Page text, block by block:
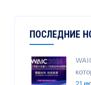
ПОСЛЕДНИЕ
21